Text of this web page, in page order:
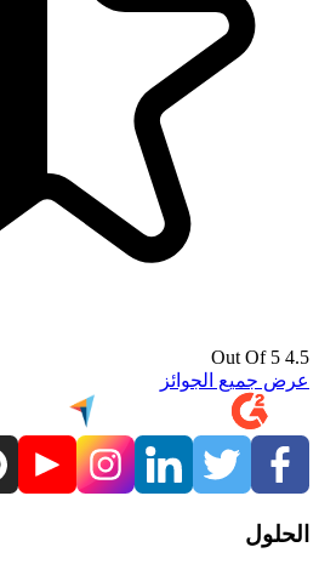
4.5 Out Of 5
عرض جميع الجوائز
الحلول